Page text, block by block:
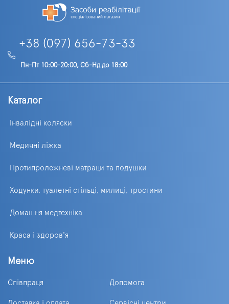
+38 (097) 656-73-33
Пн-Пт 10:00-20:00, Сб-Нд до 18:00
Каталог
Інвалідні коляски
Медичні ліжка
Протипролежневі матраци та подушки
Ходунки, туалетні стільці, милиці, тростини
Домашня медтехніка
Краса і здоров'я
Меню
Співпраця Допомога